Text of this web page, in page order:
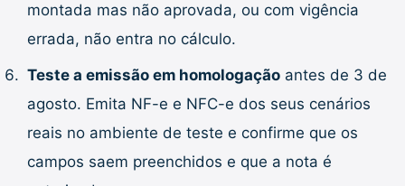
montada mas não aprovada, ou com vigência
errada, não entra no cálculo.
Teste a emissão em homologaçãoantes de 3 de
agosto. Emita NF-e e NFC-e dos seus cenários
reais no ambiente de teste e confirme que os
campos saem preenchidos e que a nota é